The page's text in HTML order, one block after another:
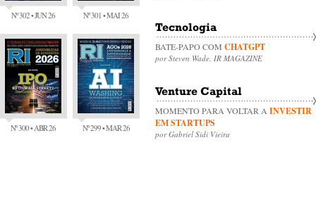
Nº 302 • JUN 26 Nº 301 • MAI 26
Nº 300 • ABR 26 Nº 299 • MAR 26
Tecnologia
BATE-PAPO COM CHATGPT
por Steven Wade, IR MAGAZINE
Venture Capital
MOMENTO PARA VOLTAR A INVESTIR
EM STARTUPS
por Gabriel Sidi Vieira